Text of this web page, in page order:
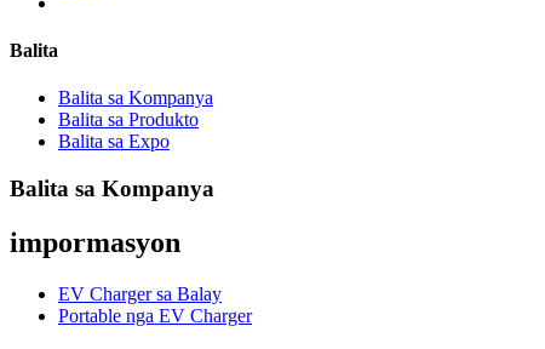
Balita
Balita sa Kompanya
Balita sa Produkto
Balita sa Expo
Balita sa Kompanya
impormasyon
EV Charger sa Balay
Portable nga EV Charger